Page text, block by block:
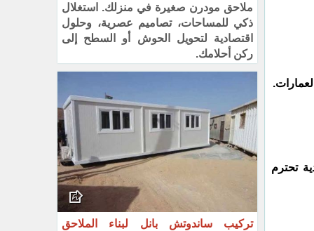
تحترم
ملاحق مودرن صغيرة في منزلك. استغلال
ذكي للمساحات، تصاميم عصرية، وحلول
اقتصادية لتحويل الحوش أو السطح إلى
ركن أحلامك.
تركيب ساندوتش بانل لبناء الملاحق